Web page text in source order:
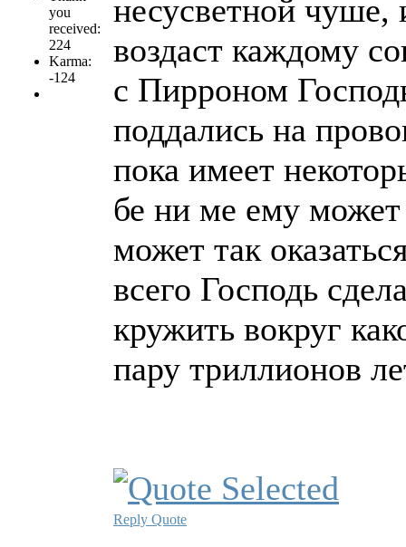
you
received:
224
Karma:
-124
несусветной чуше,
воздаст каждому
с Пирроном
поддались на
пока имеет
бе ни ме ему может
может так
всего Господь
кружить вокруг
пару триллионов
Reply Quote